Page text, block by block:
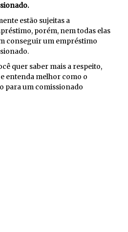
estão sujeitas a
porém, nem todas elas
conseguir um empréstimo
quer saber mais a respeito,
entenda melhor como o
para um comissionado